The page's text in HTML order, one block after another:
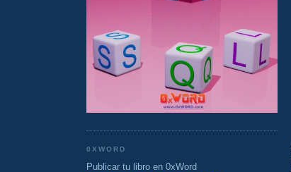
0XWORD
Publicar tu libro en 0xWord